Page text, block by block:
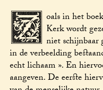
Z oals in het
Kerk wordt
niet schijnbaar
in de verbeelding
echt lichaam ». En
aangeven. De eerste